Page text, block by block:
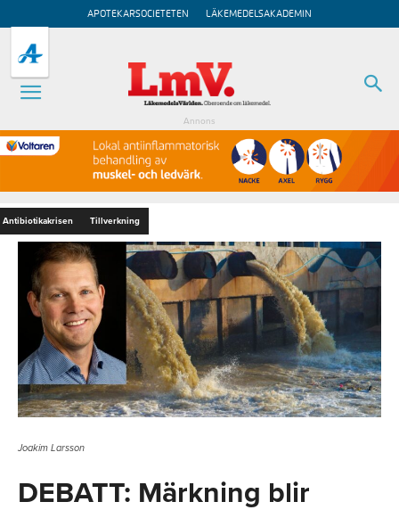
APOTEKARSOCIETETEN LÄKEMEDELSAKADEMIN
Annons
Antibiotikakrisen Tillverkning
Joakim Larsson
DEBATT: Märkning blir